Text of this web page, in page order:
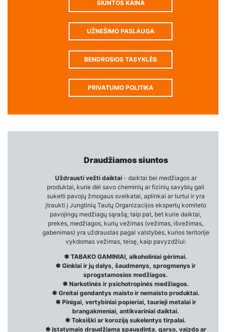
SIUNTOS KAINA
UŽNEŠIMO PASLAUGA
BENDROSIOS TASYKLĖS
PRIVATUMO POLITIKA
Draudžiamos siuntos
Uždrausti vežti daiktai- daiktai bei medžiagos ar
produktai, kurie dėl savo cheminių ar fizinių savybių gali
sukelti pavojų žmogaus sveikatai, aplinkai ar turtui ir yra
įtraukti į Jungtinių Tautų Organizacijos ekspertų komiteto
pavojingų medžiagų sąrašą; taip pat, bet kurie daiktai,
prekės, medžiagos, kurių vežimas (vežimas, išvežimas,
gabenimas) yra uždraustas pagal valstybės, kurios teritorije
vykdomas vežimas, teisę, kaip pavyzdžiui:
✱ TABAKO GAMINIAI, alkoholiniai gėrimai.
✱ Ginklai ir jų dalys, šaudmenys, sprogmenys ir
sprogstamosios medžiagos.
✱ Narkotinės ir psichotropinės medžiagos.
✱ Greitai gendantys maisto ir nemaisto produktai.
✱ Pinigai, vertybiniai popieriai, taurieji metalai ir
brangakmeniai, antikvariniai daiktai.
✱ Toksiški ar koroziją sukelentys tirpalai.
✱ Įstatymais draudžiama spausdinta, garso, vaizdo ar